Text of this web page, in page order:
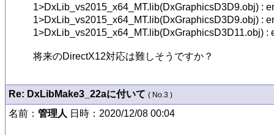
1>DxLib_vs2015_x64_MT.lib(DxGraphicsD3D9.obj) :
1>DxLib_vs2015_x64_MT.lib(DxGraphicsD3D9.obj) :
1>DxLib_vs2015_x64_MT.lib(DxGraphicsD3D11.obj)
将来のDirectX12対応は難しそうですか？
Re: DxLibMake3_22aに付いて ( No.3 )
名前： 管理人 日時：2020/12/08 00:04